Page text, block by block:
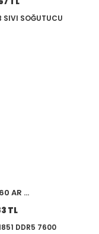
AR ...
TL